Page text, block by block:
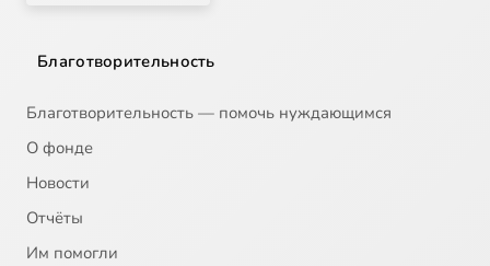
Благотворительность
Благотворительность — помочь нуждающимся
О фонде
Новости
Отчёты
Им помогли